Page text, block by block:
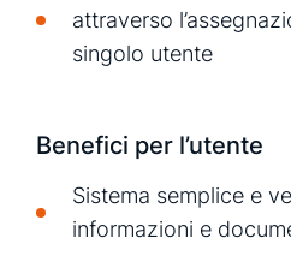
attraverso
singolo utente
Benefici per l’utente
Sistema semplice e
informazioni e